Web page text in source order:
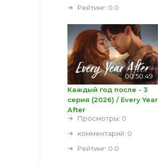
Рейтинг: 0.0
00:50:49
Каждый год после - 3
серия (2026) / Every Year
After
Просмотры: 0
комментарий: 0
Рейтинг: 0.0